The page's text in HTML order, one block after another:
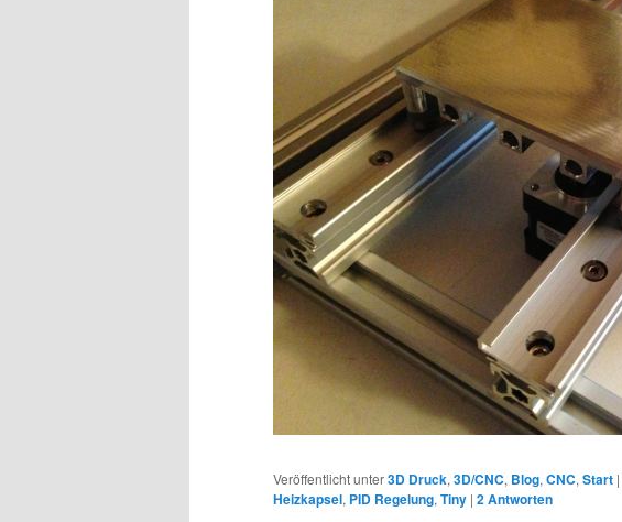
Veröffentlicht unter3D Druck, 3D/CNC, Blog, CNC, Start |
Heizkapsel, PID Regelung, Tiny | 2Antworten